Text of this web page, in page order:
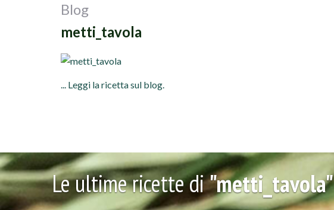
Blog
metti_tavola
... Leggi la ricetta sul blog.
Le ultime ricette di"metti_tavola"